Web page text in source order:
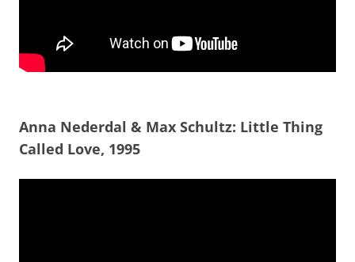
Anna Nederdal & Max Schultz: Little Thing
Called Love, 1995